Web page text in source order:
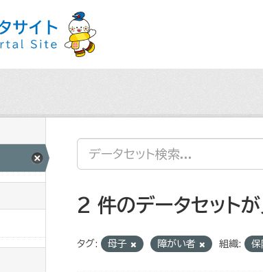
2 件のデータセット
タグ: 母子 障がい者 組織: 保